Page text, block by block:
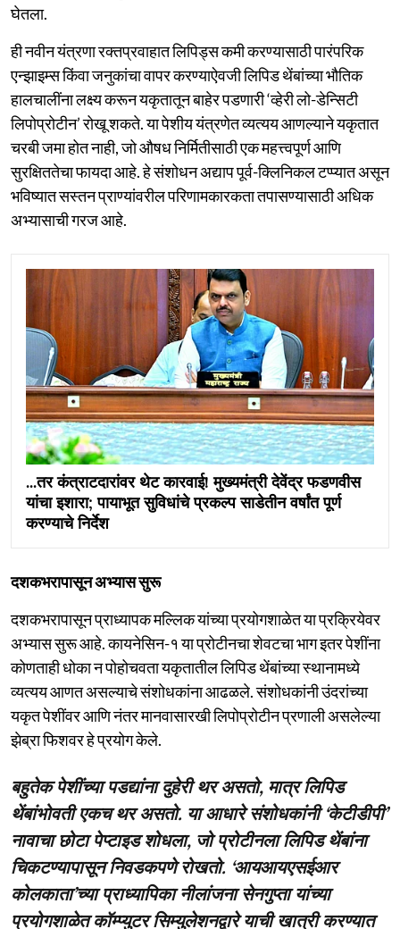
घेतला.
ही नवीन यंत्रणा रक्तप्रवाहात लिपिड्स कमी करण्यासाठी पारंपरिक
एन्झाइम्स किंवा जनुकांचा वापर करण्याऐवजी लिपिड थेंबांच्या भौतिक
हालचालींना लक्ष्य करून यकृतातून बाहेर पडणारी ‘व्हेरी लो-डेन्सिटी
लिपोप्रोटीन’ रोखू शकते. या पेशीय यंत्रणेत व्यत्यय आणल्याने यकृतात
चरबी जमा होत नाही, जो औषध निर्मितीसाठी एक महत्त्वपूर्ण आणि
सुरक्षिततेचा फायदा आहे. हे संशोधन अद्याप पूर्व-क्लिनिकल टप्प्यात असून
भविष्यात सस्तन प्राण्यांवरील परिणामकारकता तपासण्यासाठी अधिक
अभ्यासाची गरज आहे.
...तर कंत्राटदारांवर थेट कारवाई! मुख्यमंत्री देवेंद्र फडणवीस
यांचा इशारा; पायाभूत सुविधांचे प्रकल्प साडेतीन वर्षांत पूर्ण
करण्याचे निर्देश
दशकभरापासून अभ्यास सुरू
दशकभरापासून प्राध्यापक मल्लिक यांच्या प्रयोगशाळेत या प्रक्रियेवर
अभ्यास सुरू आहे. कायनेसिन-१ या प्रोटीनचा शेवटचा भाग इतर पेशींना
कोणताही धोका न पोहोचवता यकृतातील लिपिड थेंबांच्या स्थानामध्ये
व्यत्यय आणत असल्याचे संशोधकांना आढळले. संशोधकांनी उंदरांच्या
यकृत पेशींवर आणि नंतर मानवासारखी लिपोप्रोटीन प्रणाली असलेल्या
झेब्रा फिशवर हे प्रयोग केले.
बहुतेक पेशींच्या पडद्यांना दुहेरी थर असतो, मात्र लिपिड
थेंबांभोवती एकच थर असतो. या आधारे संशोधकांनी ‘केटीडीपी’
नावाचा छोटा पेप्टाइड शोधला, जो प्रोटीनला लिपिड थेंबांना
चिकटण्यापासून निवडकपणे रोखतो. ‘आयआयएसईआर
कोलकाता’च्या प्राध्यापिका नीलांजना सेनगुप्ता यांच्या
प्रयोगशाळेत कॉम्प्युटर सिम्युलेशनद्वारे याची खात्री करण्यात